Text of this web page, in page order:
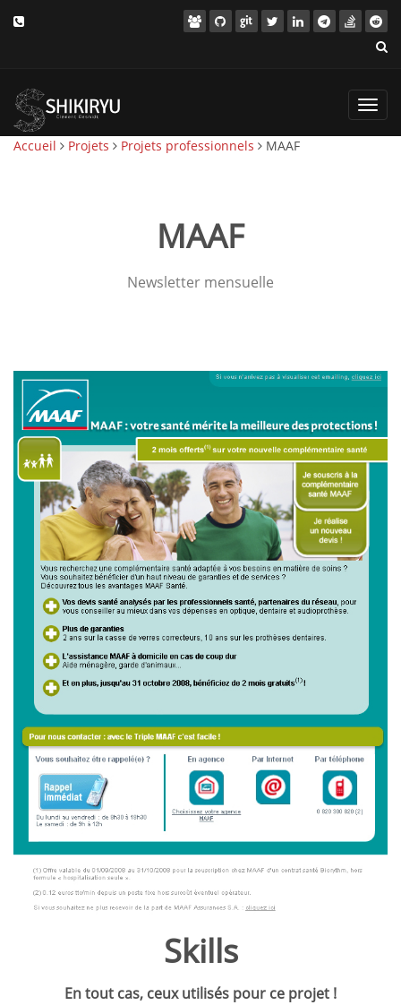
Accueil
Projets Projets professionnels MAAF
MAAF
Newsletter mensuelle
Skills
En tout cas, ceux utilisés pour ce projet !